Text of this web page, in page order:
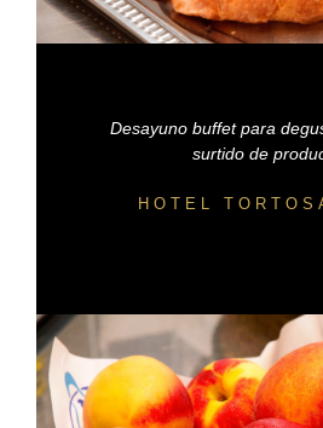
Desayuno buffet para
surtido de
HOTEL